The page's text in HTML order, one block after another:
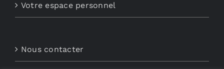
Votre espace personnel
Nous contacter